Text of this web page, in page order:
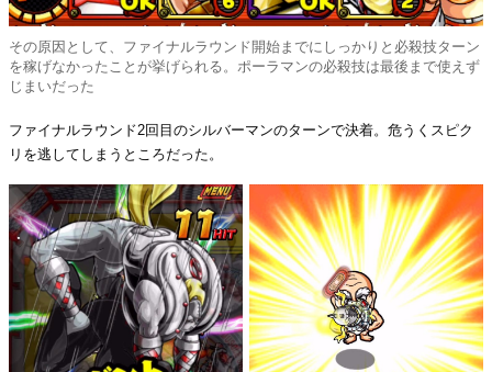
その原因として、ファイナルラウンド開始までにしっかりと必殺技ターン
を稼げなかったことが挙げられる。ポーラマンの必殺技は最後まで使えず
じまいだった
ファイナルラウンド2回目のシルバーマンのターンで決着。危うくスピク
リを逃してしまうところだった。